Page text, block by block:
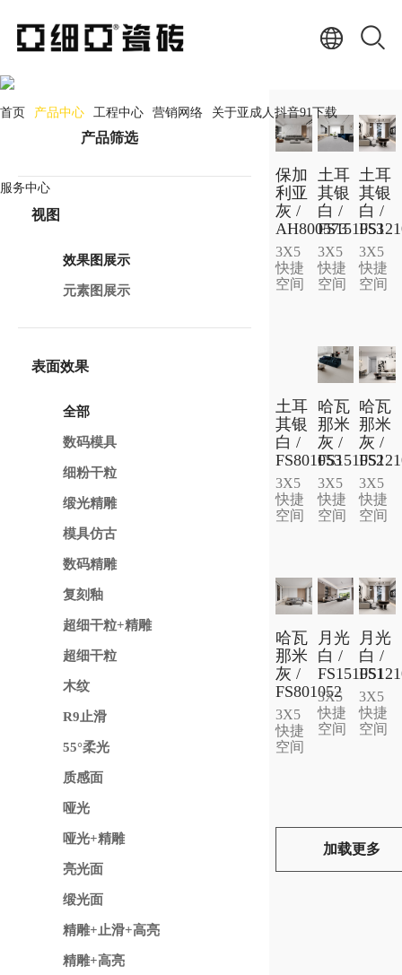
首页 产品中心 工程中心 营销网络 关于亚成人抖音91下载
服务中心
PRODUCT CENTER
产品筛选
视图
效果图展示
元素图展示
表面效果
全部
数码模具
细粉干粒
缎光精雕
模具仿古
数码精雕
复刻釉
超细干粒+精雕
超细干粒
木纹
R9止滑
55°柔光
质感面
哑光
哑光+精雕
亮光面
缎光面
精雕+止滑+高亮
精雕+高亮
保加
利亚
灰 /
AH800573
3X5
快捷
空间
土耳
其银
白 /
FS151053
3X5
快捷
空间
土耳
其银
白 /
3X5
快捷
空间
土耳
其银
白 /
FS801053
3X5
快捷
空间
哈瓦
那米
灰 /
FS151052
3X5
快捷
空间
哈瓦
那米
灰 /
3X5
快捷
空间
哈瓦
那米
灰 /
FS801052
3X5
快捷
空间
月光
白 /
FS151051
3X5
快捷
空间
月光
白 /
3X5
快捷
空间
加载更多